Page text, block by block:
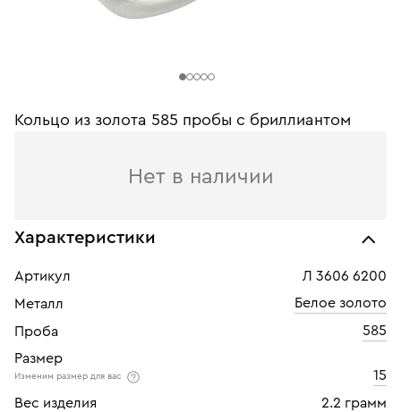
Кольцо из золота 585 пробы с бриллиантом
Нет в наличии
Характеристики
Артикул
Л 3606 6200
Металл
Белое золото
Проба
585
Размер
Изменим размер для вас
15
Вес изделия
2.2 грамм